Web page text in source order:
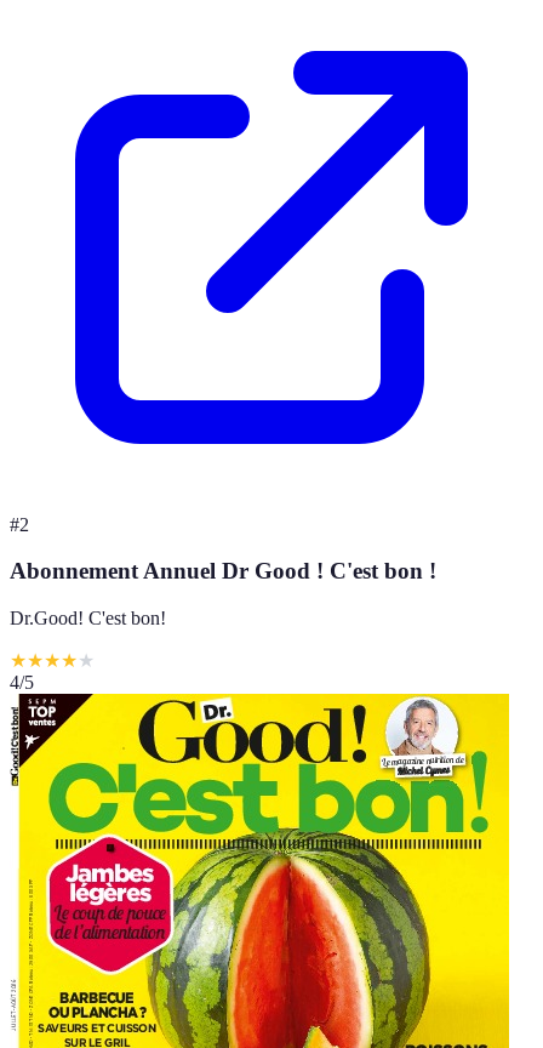
#2
Abonnement Annuel Dr Good ! C'est bon !
Dr.Good! C'est bon!
★★★★★
4/5